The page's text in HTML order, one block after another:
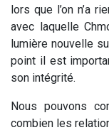
lors que l’on n’a
avec laquelle
lumière nouvelle
point il est
son intégrité.
Nous pouvons
combien les